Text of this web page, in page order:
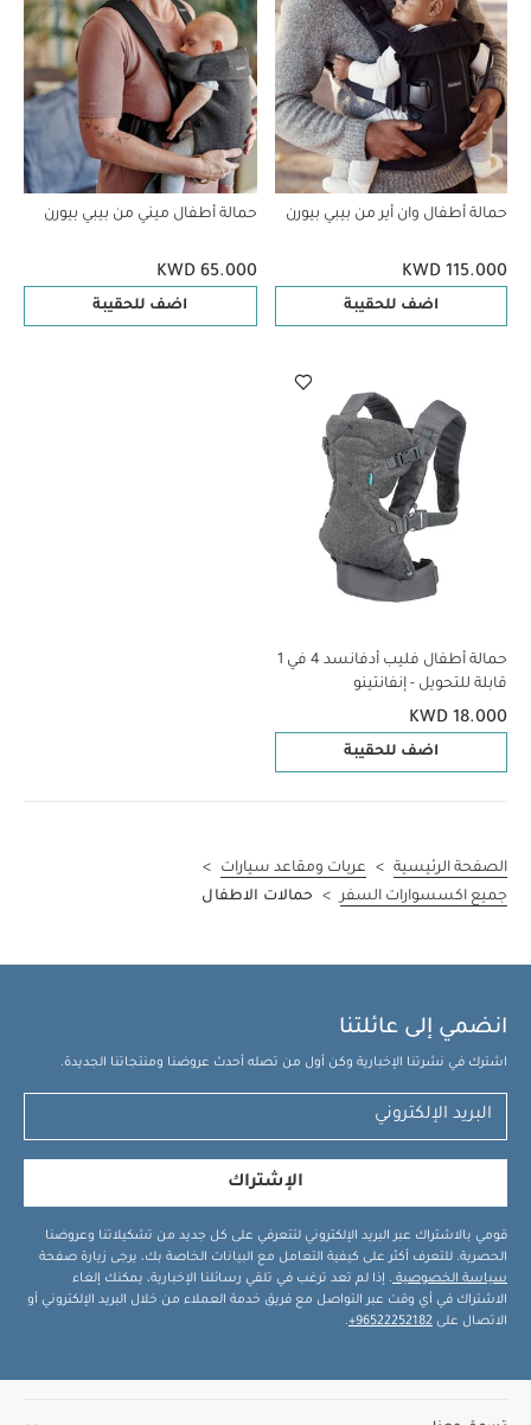
حمالة أطفال وان أير من بيبي بيورن
KWD 115.000
اضف للحقيبة
حمالة أطفال ميني من بيبي بيورن
KWD 65.000
اضف للحقيبة
حمالة أطفال فليب أدفانسد 4 في 1
قابلة للتحويل - إنفانتينو
KWD 18.000
اضف للحقيبة
الصفحة الرئيسية > عربات ومقاعد سيارات
>
جميع اكسسوارات السفر
> حمالات الاطفال
انضمي إلى عائلتنا
اشترك في نشرتنا الإخبارية وكن أول من تصله أحدث عروضنا ومنتجاتنا الجديدة.
الإشتراك
قومي بالاشتراك عبر البريد الإلكتروني لتتعرفي على كل جديد من تشكيلاتنا وعروضنا
الحصرية. للتعرف أكثر على كيفية التعامل مع البيانات الخاصة بك، يرجى زيارة صفحة
سياسة الخصوصية . إذا لم تعد ترغب في تلقي رسائلنا الإخبارية، يمكنك إلغاء
الاشتراك في أي وقت عبر التواصل مع فريق خدمة العملاء من خلال البريد الإلكتروني أو
الاتصال على 96522252182+
.